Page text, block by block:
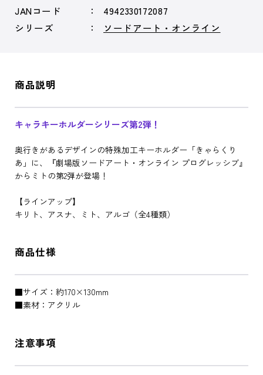
JANコード
4942330172087
シリーズ
ソードアート・オンライン
商品説明
キャラキーホルダーシリーズ第2弾！
奥行きがあるデザインの特殊加工キーホルダー「きゃらくり
あ」に、『劇場版ソードアート・オンライン プログレッシブ』
からミトの第2弾が登場！
【ラインアップ】
キリト、アスナ、ミト、アルゴ（全4種類）
商品仕様
■サイズ：約170×130mm
■素材：アクリル
注意事項